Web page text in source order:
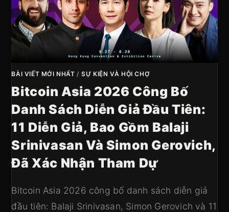
BÀI VIẾT MỚI NHẤT /SỰ KIỆN VÀ HỘI CHỢ
Bitcoin Asia 2026 Công Bố
Danh Sách Diễn Giả Đầu Tiên:
11 Diễn Giả, Bao Gồm Balaji
Srinivasan Và Simon Gerovich,
Đã Xác Nhận Tham Dự
Bitcoin Asia 2026 công bố danh sách diễn giả
đầu tiên: Balaji Srinivasan, Simon Gerovich và 11